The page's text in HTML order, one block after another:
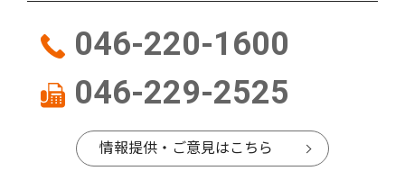
046-220-1600
046-229-2525
情報提供・ご意見はこちら